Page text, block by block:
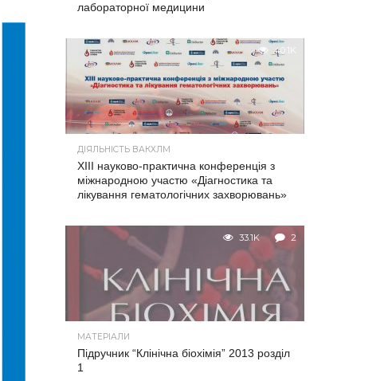
лабораторної медицини
40.1K
ДІЯЛЬНІСТЬ ВАКХЛМ
XIII науково-практична конференція з
міжнародною участю «Діагностика та
лікування гематологічних захворювань»
33.1K 2
МАТЕРІАЛИ
Підручник “Клінічна біохімія” 2013 розділ
1